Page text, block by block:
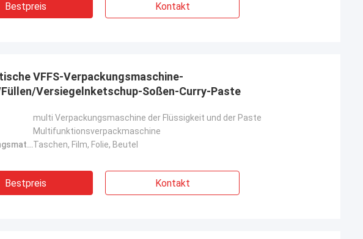
Bestpreis Kontakt
VFFS-Verpackungsmaschine-
Versiegelnketschup-Soßen-Curry-Paste
multi Verpackungsmaschine der Flüssigkeit und der Paste
Multifunktionsverpackmaschine
Verpackungsmaterial:Taschen, Film, Folie, Beutel
Bestpreis Kontakt